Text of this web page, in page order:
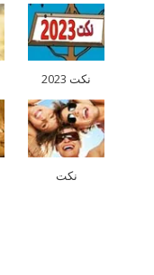
نكت 2023
نكت